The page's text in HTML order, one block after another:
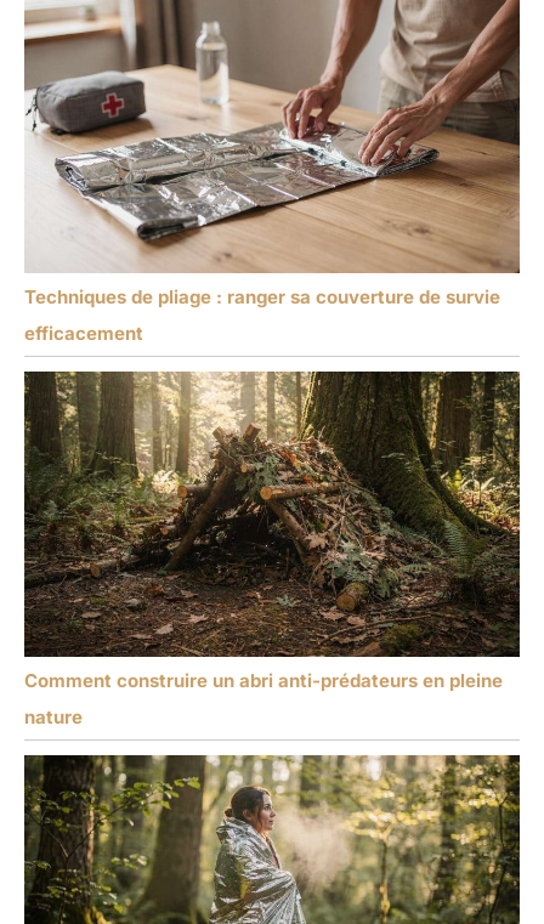
Techniques de pliage : ranger sa couverture de survie
efficacement
Comment construire un abri anti-prédateurs en pleine
nature